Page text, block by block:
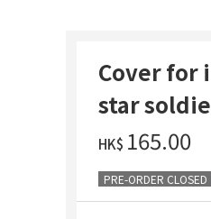
Cover for
star
HK$ ‌165.00
PRE-ORDER CLOSED